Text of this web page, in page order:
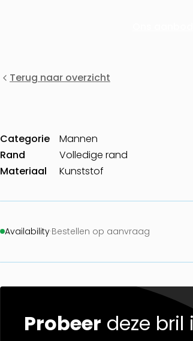
Terug naar overzicht
Categorie
Mannen
Rand
Volledige rand
Materiaal
Kunststof
Availability·Bestellen op aanvraag
Probeer deze